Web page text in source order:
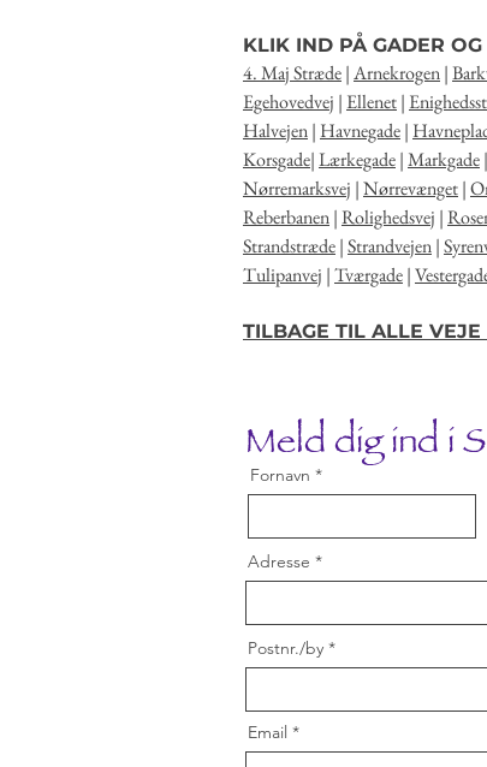
KLIK IND PÅ GADER
4. Maj Stræde|Arnekrogen|
Egehovedvej | Ellenet|
Halvejen| Havnegade|
Korsgade|Lærkegade|Markgade|
Nørremarksvej |Nørrevænget|
Reberbanen|Rolighedsvej |
Strandstræde|Strandvejen|
Tulipanvej |Tværgade|
TILBAGE TIL ALLE VEJE
Meld dig ind i
Fornavn
Adresse
Postnr./by
Email